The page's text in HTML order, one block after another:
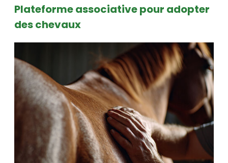
Plateforme associative pour adopter
des chevaux